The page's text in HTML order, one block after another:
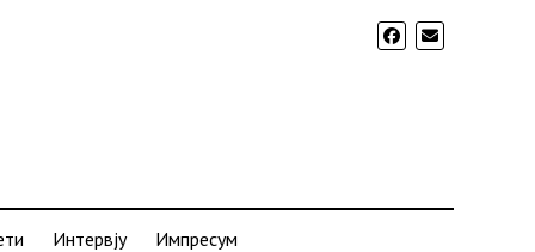
Интервју Импресум